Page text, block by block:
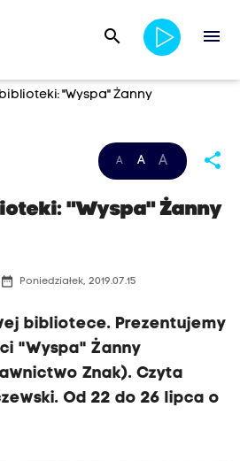
search menu
"Wyspa" Żanny
A A A share
"Wyspa" Żanny
date_range Poniedziałek, 2019.07.15
bibliotece. Prezentujemy
"Wyspa" Żanny
Znak). Czyta
Od 22 do 26 lipca o